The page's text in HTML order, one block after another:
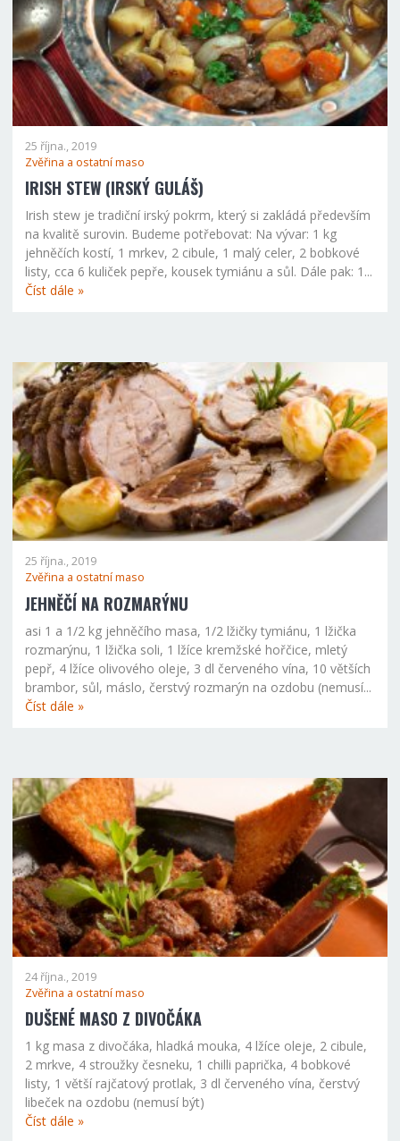
25 října., 2019
Zvěřina a ostatní maso
IRISH STEW (IRSKÝ GULÁŠ)
Irish stew je tradiční irský pokrm, který si zakládá především
na kvalitě surovin. Budeme potřebovat: Na vývar: 1 kg
jehněčích kostí, 1 mrkev, 2 cibule, 1 malý celer, 2 bobkové
listy, cca 6 kuliček pepře, kousek tymiánu a sůl. Dále pak: 1...
Číst dále »
25 října., 2019
Zvěřina a ostatní maso
JEHNĚČÍ NA ROZMARÝNU
asi 1 a 1/2 kg jehněčího masa, 1/2 lžičky tymiánu, 1 lžička
rozmarýnu, 1 lžička soli, 1 lžíce kremžské hořčice, mletý
pepř, 4 lžíce olivového oleje, 3 dl červeného vína, 10 větších
brambor, sůl, máslo, čerstvý rozmarýn na ozdobu (nemusí...
Číst dále »
24 října., 2019
Zvěřina a ostatní maso
DUŠENÉ MASO Z DIVOČÁKA
1 kg masa z divočáka, hladká mouka, 4 lžíce oleje, 2 cibule,
2 mrkve, 4 stroužky česneku, 1 chilli paprička, 4 bobkové
listy, 1 větší rajčatový protlak, 3 dl červeného vína, čerstvý
libeček na ozdobu (nemusí být)
Číst dále »